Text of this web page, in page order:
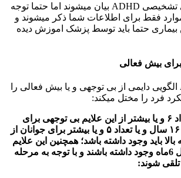
در ادامه کرایتریا های تشخیصی ADHD بیان میشوند اما حتما توجه
فقط برای اطلاعات شما ذکر میشوند و
حتما باید توسط پزشک اموزش دیده
برای بیش فعالی
افراد مبتلا به ADHD الگویی دایمی از بی توجهی و یا بیش فعالی را
فرد را مختل میکند:
تعداد ۶ و یا بیشتر از این علایم بی توجهی برای
کودکان تا سن ۱۶ سال و یا تعداد ۵ و یا بیشتر برای جوانان از
به بالا باید وجود داشته باشد؛ همچنین این علایم
باید برای حداقل 6ماه وجود داشته باشند و با توجه به مرحله
شوند: